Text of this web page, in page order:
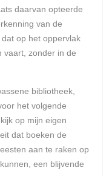
daarvan opteerde
van de
op het oppervlak
vaart, zonder in de
bibliotheek,
het volgende
op mijn eigen
dat boeken de
aan te raken op
een blijvende